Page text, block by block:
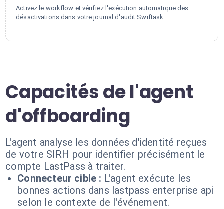
Activez le workflow et vérifiez l'exécution automatique des
désactivations dans votre journal d'audit Swiftask.
Capacités de l'agent
d'offboarding
L'agent analyse les données d'identité reçues
de votre SIRH pour identifier précisément le
compte LastPass à traiter.
Connecteur cible : L'agent exécute les
bonnes actions dans lastpass enterprise api
selon le contexte de l'événement.